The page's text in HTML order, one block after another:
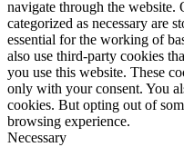
navigate through the website.
categorized as necessary are
essential for the working of
also use third-party cookies
you use this website. These
only with your consent. You
cookies. But opting out of
browsing experience.
Necessary